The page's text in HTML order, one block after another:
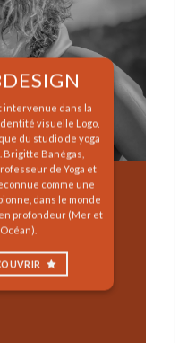
intervenue dans la
visuelle Logo,
du studio de yoga
. Brigitte Banégas,
de Yoga et
comme une
dans le monde
profondeur (Mer et
Océan).